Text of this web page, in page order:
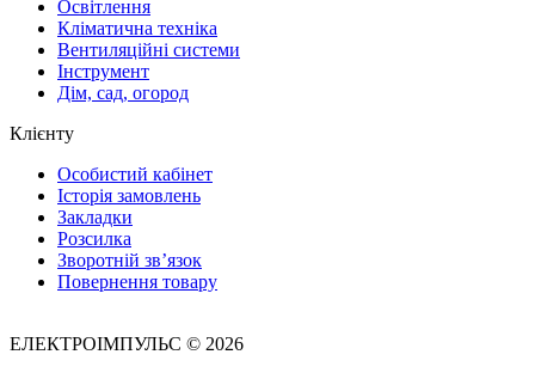
Освітлення
Кліматична техніка
Вентиляційні системи
Інструмент
Дім, сад, огород
Клієнту
Особистий кабінет
Історія замовлень
Закладки
Розсилка
Зворотній зв’язок
Повернення товару
ЕЛЕКТРОІМПУЛЬС © 2026